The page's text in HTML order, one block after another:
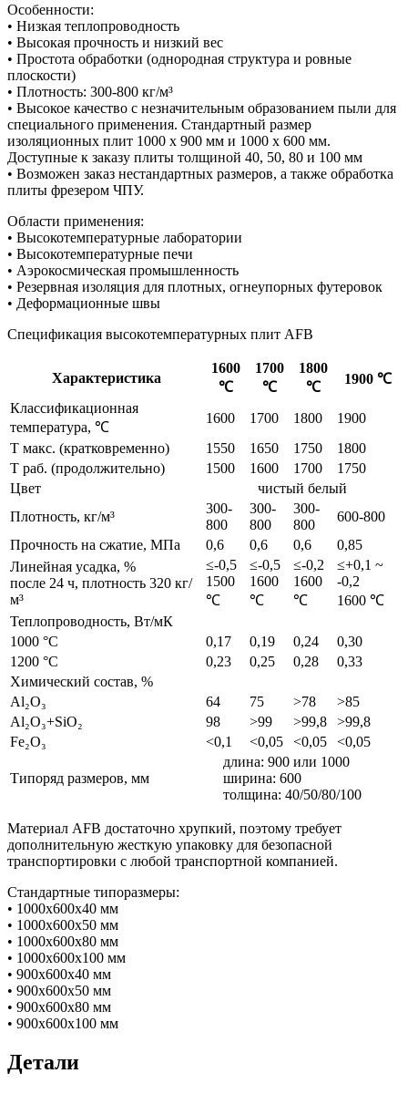
Особенности:
• Низкая теплопроводность
• Высокая прочность и низкий вес
• Простота обработки (однородная структура и ровные
плоскости)
• Плотность: 300-800 кг/м³
• Высокое качество с незначительным образованием пыли для
специального применения. Стандартный размер
изоляционных плит 1000 x 900 мм и 1000 х 600 мм.
Доступные к заказу плиты толщиной 40, 50, 80 и 100 мм
• Возможен заказ нестандартных размеров, а также обработка
плиты фрезером ЧПУ.
Области применения:
• Высокотемпературные лаборатории
• Высокотемпературные печи
• Аэрокосмическая промышленность
• Резервная изоляция для плотных, огнеупорных футеровок
• Деформационные швы
Спецификация высокотемпературных плит AFB
Характеристика
1600
℃
1700
℃
1800
℃
1900 ℃
Классификационная
температура, ℃
1600 1700 1800
1900
Т макс. (кратковременно)
1550 1650 1750
1800
Т раб. (продолжительно)
1500 1600 1700
1750
Цвет
чистый белый
Плотность, кг/м³
300-
800
300-
800
300-
800
600-800
Прочность на сжатие, МПа
0,6 0,6 0,6
0,85
Линейная усадка, %
после 24 ч, плотность 320 кг/
м³
≤-0,5
1500
℃
≤-0,5
1600
℃
≤-0,2
1600
℃
≤+0,1 ~
-0,2
1600 ℃
Теплопроводность, Вт/мК
1000 °C
0,17 0,19 0,24
0,30
1200 °C
0,23 0,25 0,28
0,33
Химический состав, %
Al₂O₃
64 75 >78
>85
Al₂O₃+SiO₂
98 >99 >99,8
>99,8
Fe₂O₃
<0,1 <0,05 <0,05 <0,05
Типоряд размеров, мм
длина: 900 или 1000
ширина: 600
толщина: 40/50/80/100
Материал AFB достаточно хрупкий, поэтому требует
дополнительную жесткую упаковку для безопасной
транспортировки с любой транспортной компанией.
Стандартные типоразмеры:
• 1000х600х40 мм
• 1000х600х50 мм
• 1000х600х80 мм
• 1000х600х100 мм
• 900х600х40 мм
• 900х600х50 мм
• 900х600х80 мм
• 900х600х100 мм
Детали